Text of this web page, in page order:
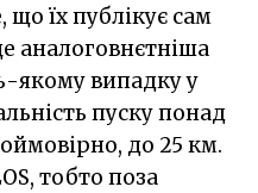
їх публікує сам
аналоговнєтніша
якому випадку у
пуску понад
до 25 км.
тобто поза